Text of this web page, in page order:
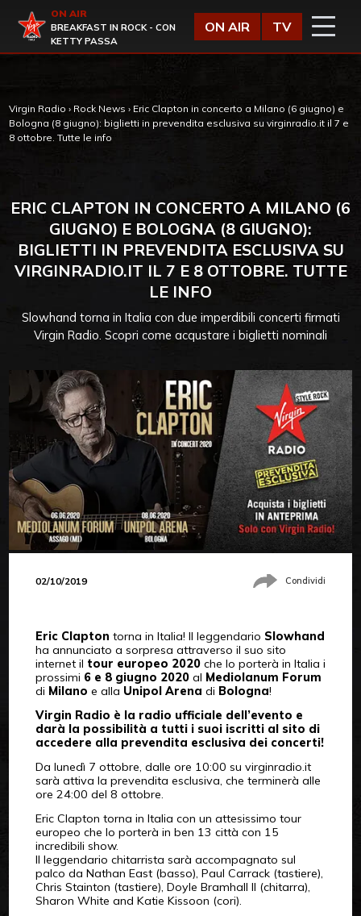
Virgin Radio
ON AIR
BREAKFAST IN ROCK - CON
KETTY PASSA
ON AIR TV
Virgin Radio › Rock News › Eric Clapton in concerto a Milano (6 giugno) e
Bologna (8 giugno): biglietti in prevendita esclusiva su virginradio.it il 7 e
8 ottobre. Tutte le info
ERIC CLAPTON IN CONCERTO A MILANO (6
GIUGNO) E BOLOGNA (8 GIUGNO):
BIGLIETTI IN PREVENDITA ESCLUSIVA SU
VIRGINRADIO.IT IL 7 E 8 OTTOBRE. TUTTE
LE INFO
Slowhand torna in Italia con due imperdibili concerti firmati
Virgin Radio. Scopri come acqustare i biglietti nominali
02/10/2019 Condividi
Eric Clapton torna in Italia! Il leggendario Slowhand
ha annunciato a sorpresa attraverso il suo sito
internet il tour europeo 2020che lo porterà in Italia i
prossimi 6 e 8 giugno 2020al Mediolanum Forum
di Milano e alla Unipol Arena di Bologna!
Virgin Radio è la radio ufficiale dell’evento e
darà la possibilità a tutti i suoi iscritti al sito di
accedere alla prevendita esclusiva dei concerti!
Da lunedì 7 ottobre, dalle ore 10:00 su virginradio.it
sarà attiva la prevendita esclusiva, che terminerà alle
ore 24:00 del 8 ottobre.
Eric Clapton torna in Italia con un attesissimo tour
europeo che lo porterà in ben 13 città con 15
incredibili show.
Il leggendario chitarrista sarà accompagnato sul
palco da Nathan East (basso), Paul Carrack (tastiere),
Chris Stainton (tastiere), Doyle Bramhall II (chitarra),
Sharon White and Katie Kissoon (cori).